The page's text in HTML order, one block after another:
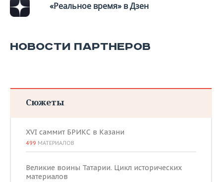
«Реальное время» в Дзен
НОВОСТИ ПАРТНЕРОВ
Сюжеты
XVI саммит БРИКС в Казани
499 МАТЕРИАЛОВ
Великие воины Татарии. Цикл исторических
материалов